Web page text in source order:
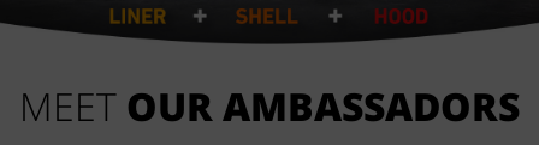
MEET OUR AMBASSADORS